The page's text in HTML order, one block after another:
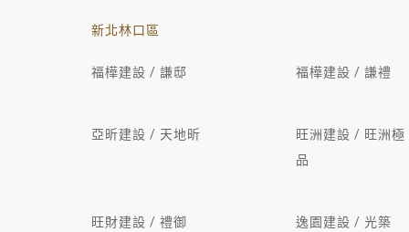
新北林口區
福樺建設 / 謙邸 福樺建設 / 謙禮
亞昕建設 / 天地昕
旺洲建設 / 旺洲極
品
旺財建設 / 禮御 逸園建設 / 光築